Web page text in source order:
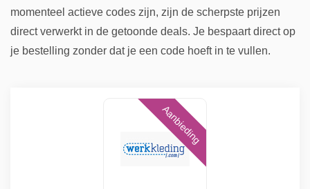
momenteel actieve codes zijn, zijn de scherpste prijzen
direct verwerkt in de getoonde deals. Je bespaart direct op
je bestelling zonder dat je een code hoeft in te vullen.
Aanbieding